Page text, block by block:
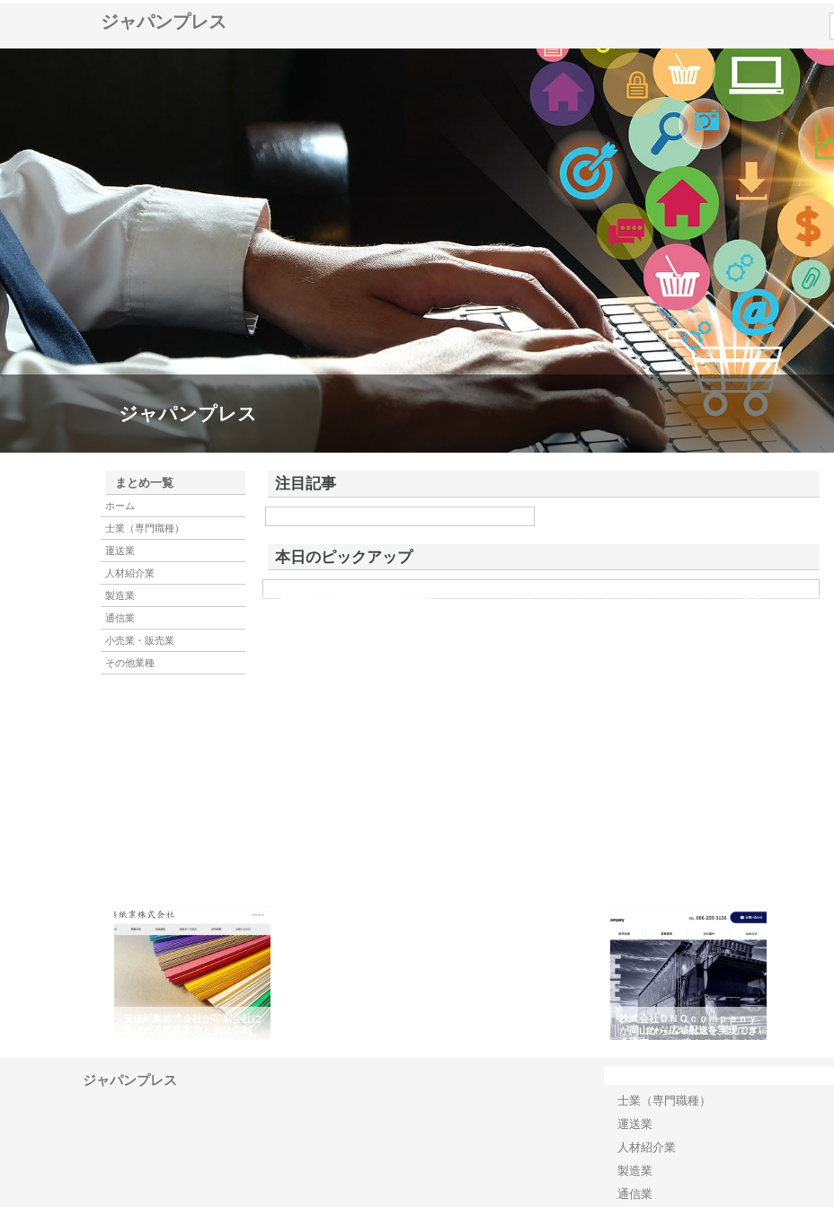
ジャパンプレス
ジャパンプレス
まとめ一覧
ホーム
士業（専門職種）
運送業
人材紹介業
製造業
通信業
小売業・販売業
その他業種
注目記事
株式会社アドバンスロードが山形県鶴岡市で手が
本日のピックアップ
東洋相互警備保障株式会社は1975年にセキュリティ会社の第一歩を踏み出した会社です。警備の中でも展示会など大
安倍紙業株式会社が印刷会社に
株式会社ハクシンが大阪で選ば
れる公共工事の実績と強み
株式会社ＯＮＯｃｏｍｐａｎｙ
が岡山から広域配送を実現でき
株式会社アセットイノベーショ
ンのワンルーム投資で始める資
産形成と老後準備
ジャパンプレス
士業（専門職種）
運送業
人材紹介業
製造業
通信業